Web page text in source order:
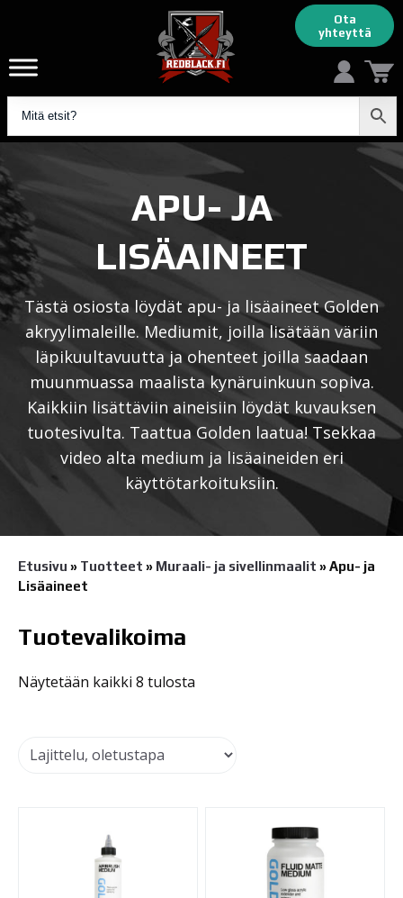
Ota
yhteyttä
APU- JA
LISÄAINEET
Tästä osiosta löydät apu- ja lisäaineet Golden
akryylimaleille. Mediumit, joilla lisätään väriin
läpikuultavuutta ja ohenteet joilla saadaan
muunmuassa maalista kynäruinkuun sopiva.
Kaikkiin lisättäviin aineisiin löydät kuvauksen
tuotesivulta. Taattua Golden laatua! Tsekkaa
video alta medium ja lisäaineiden eri
käyttötarkoituksiin.
Etusivu » Tuotteet » Muraali- ja sivellinmaalit » Apu- ja
Lisäaineet
Tuotevalikoima
Näytetään kaikki 8 tulosta